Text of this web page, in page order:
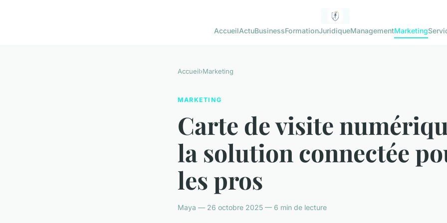
AccueilActuBusinessFormationJuridiqueManagementMarketing
Accueil›Marketing
MARKETING
Carte de visite
la solution connectée
les pros
Maya — 26 octobre 2025 — 6 min de lecture